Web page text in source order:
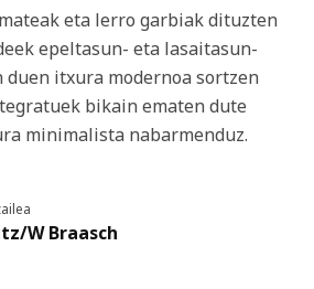
eta lerro garbiak dituzten
epeltasun- eta lasaitasun-
duen itxura modernoa sortzen
bikain ematen dute
minimalista nabarmenduz.
W Braasch